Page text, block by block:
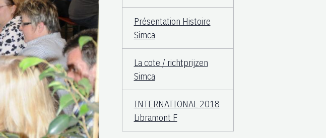
Présentation Histoire
Simca
La cote / richtprijzen
Simca
INTERNATIONAL 2018
Libramont F